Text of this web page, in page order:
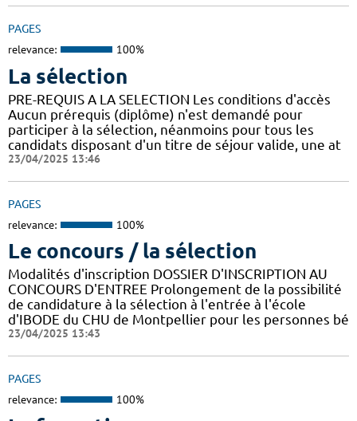
PAGES
relevance: 100%
La sélection
PRE-REQUIS A LA SELECTION Les conditions d'accès
Aucun prérequis (diplôme) n'est demandé pour
participer à la sélection, néanmoins pour tous les
candidats disposant d'un titre de séjour valide, une at
23/04/2025 13:46
PAGES
relevance: 100%
Le concours / la sélection
Modalités d'inscription DOSSIER D'INSCRIPTION AU
CONCOURS D'ENTREE Prolongement de la possibilité
de candidature à la sélection à l'entrée à l'école
d'IBODE du CHU de Montpellier pour les personnes bé
23/04/2025 13:43
PAGES
relevance: 100%